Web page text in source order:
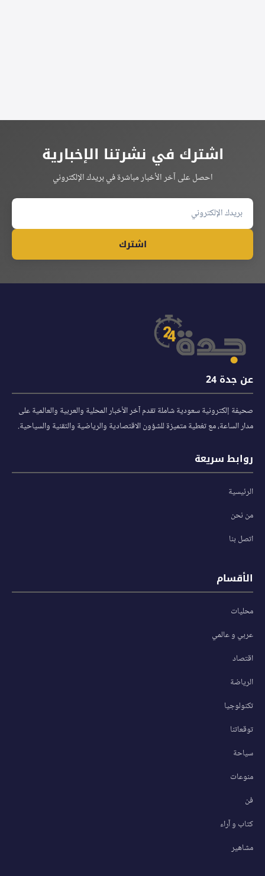
اشترك في نشرتنا الإخبارية
احصل على آخر الأخبار مباشرة في بريدك الإلكتروني
اشترك
عن جدة 24
صحيفة إلكترونية سعودية شاملة تقدم آخر الأخبار المحلية والعربية والعالمية على
مدار الساعة، مع تغطية متميزة للشؤون الاقتصادية والرياضية والتقنية والسياحية.
روابط سريعة
الرئيسية
من نحن
اتصل بنا
الأقسام
محليات
عربي و عالمي
اقتصاد
الرياضة
تكنولوجيا
توقعاتنا
سياحة
منوعات
فن
كتاب و آراء
مشاهير